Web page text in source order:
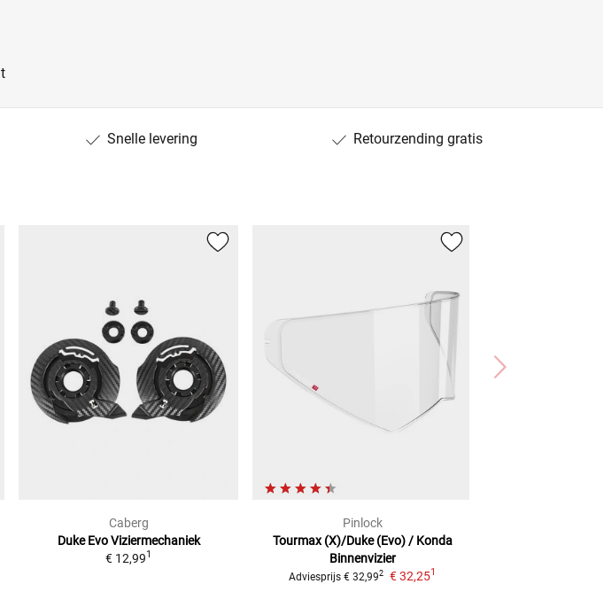
Snelle levering Retourzending gratis
Caberg
Duke Evo Viziermechaniek
€ 12,991
Pinlock
Tourmax (X)/Duke (Evo) / Konda
Binnenvizier
Adviesprijs € 32,992 € 32,251